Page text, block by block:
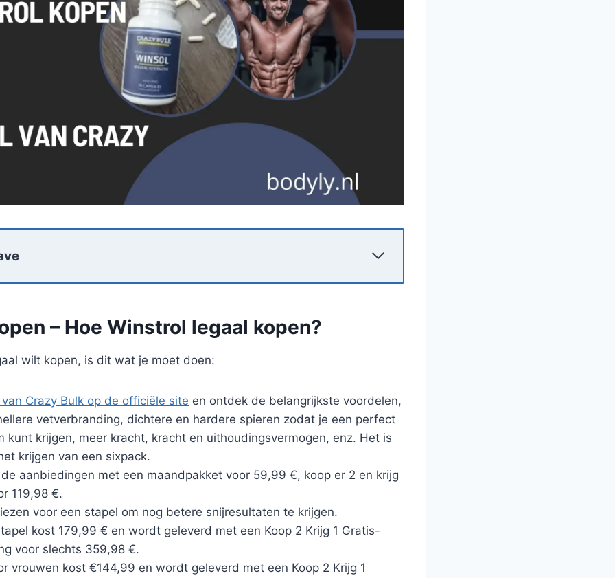
– Hoe Winstrol legaal kopen?
wilt kopen, is dit wat je moet doen:
Crazy Bulk op de officiële site en ontdek de belangrijkste voordelen,
vetverbranding, dichtere en hardere spieren zodat je een perfect
kunt krijgen, meer kracht, kracht en uithoudingsvermogen, enz. Het is
krijgen van een sixpack.
aanbiedingen met een maandpakket voor 59,99 €, koop er 2 en krijg
119,98 €.
voor een stapel om nog betere snijresultaten te krijgen.
kost 179,99 € en wordt geleverd met een Koop 2 Krijg 1 Gratis-
voor slechts 359,98 €.
vrouwen kost €144,99 en wordt geleverd met een Koop 2 Krijg 1